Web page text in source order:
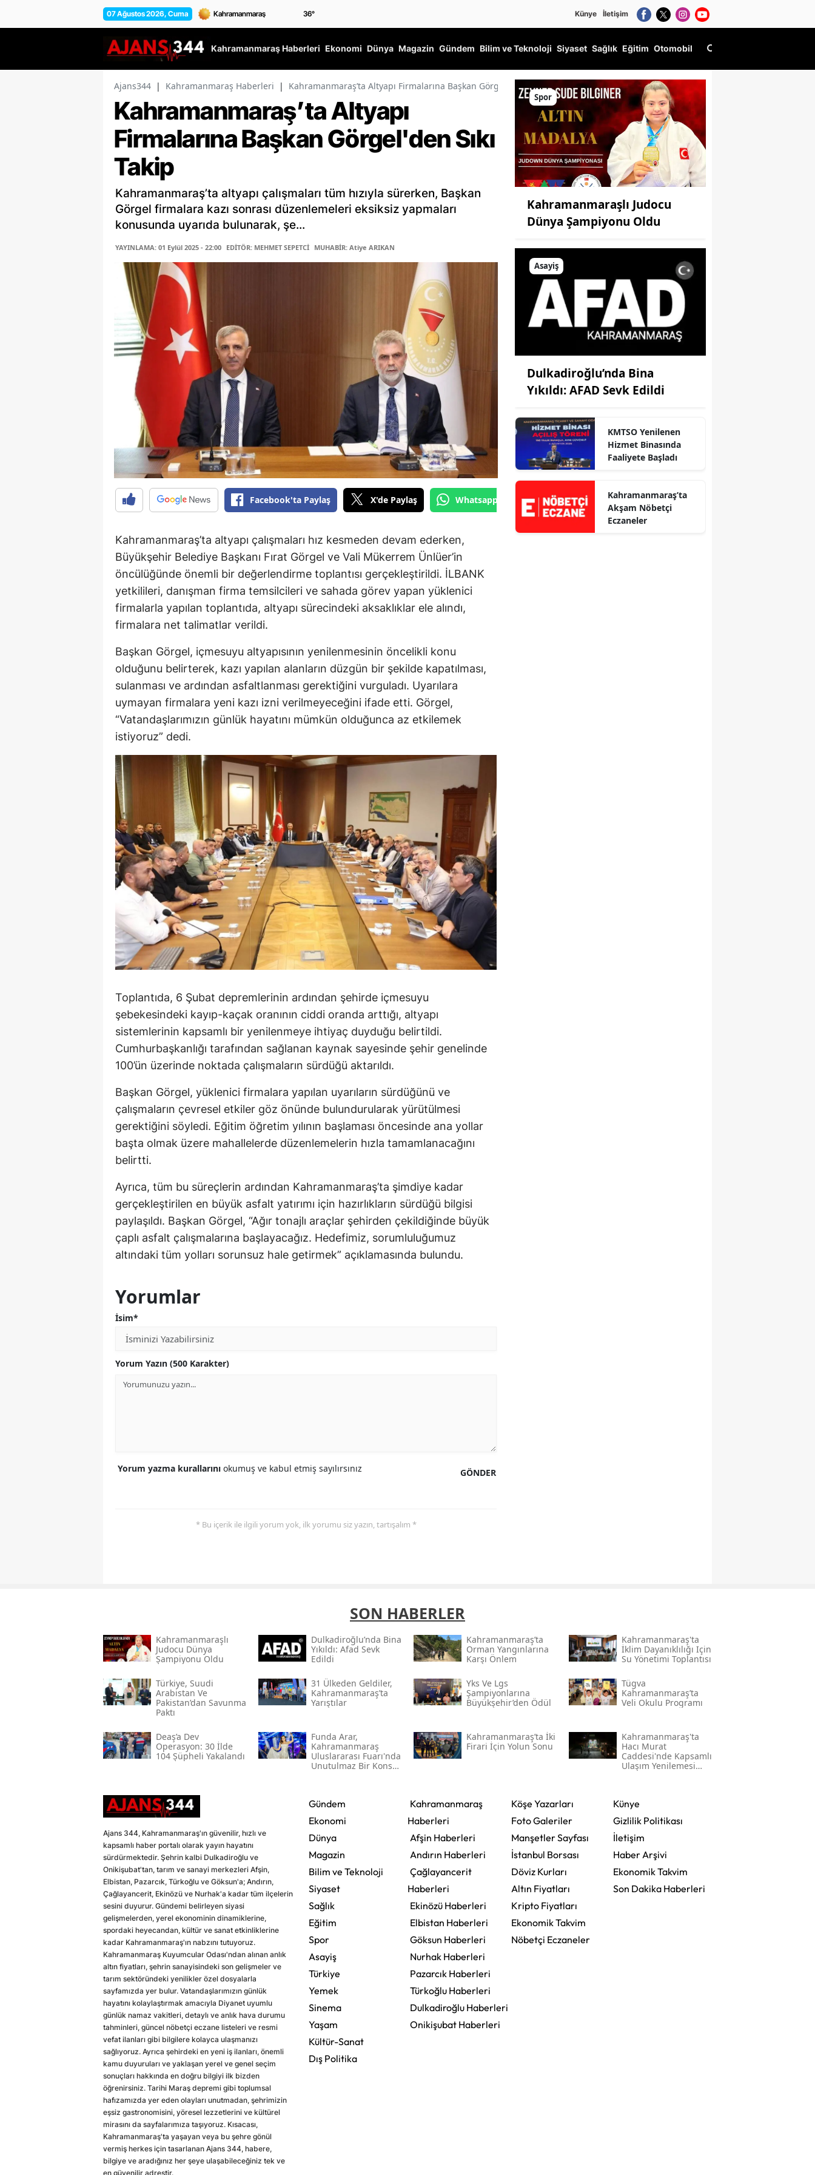
07 Ağustos 2026, Cuma 36° Künye İletişim
Kahramanmaraş Haberleri Ekonomi Dünya Magazin Gündem Bilim ve Teknoloji Siyaset Sağlık Eğitim Otomobil
Ajans344 | Kahramanmaraş Haberleri | Kahramanmaraş’ta Altyapı Firmalarına Başkan Görgel'den Sıkı Takip
Kahramanmaraş’ta Altyapı
Firmalarına Başkan Görgel'den Sıkı
Takip
Kahramanmaraş’ta altyapı çalışmaları tüm hızıyla sürerken, Başkan
Görgel firmalara kazı sonrası düzenlemeleri eksiksiz yapmaları
konusunda uyarıda bulunarak, şe...
YAYINLAMA: 01 Eylül 2025 - 22:00 EDİTÖR: MEHMET SEPETCİ MUHABİR: Atiye ARIKAN
Facebook'ta Paylaş X'de Paylaş Whatsapp'tan Gönder
Kahramanmaraş’ta altyapı çalışmaları hız kesmeden devam ederken,
Büyükşehir Belediye Başkanı Fırat Görgel ve Vali Mükerrem Ünlüer’in
öncülüğünde önemli bir değerlendirme toplantısı gerçekleştirildi. İLBANK
yetkilileri, danışman firma temsilcileri ve sahada görev yapan yüklenici
firmalarla yapılan toplantıda, altyapı sürecindeki aksaklıklar ele alındı,
firmalara net talimatlar verildi.
Başkan Görgel, içmesuyu altyapısının yenilenmesinin öncelikli konu
olduğunu belirterek, kazı yapılan alanların düzgün bir şekilde kapatılması,
sulanması ve ardından asfaltlanması gerektiğini vurguladı. Uyarılara
uymayan firmalara yeni kazı izni verilmeyeceğini ifade etti. Görgel,
“Vatandaşlarımızın günlük hayatını mümkün olduğunca az etkilemek
istiyoruz” dedi.
Toplantıda, 6 Şubat depremlerinin ardından şehirde içmesuyu
şebekesindeki kayıp-kaçak oranının ciddi oranda arttığı, altyapı
sistemlerinin kapsamlı bir yenilenmeye ihtiyaç duyduğu belirtildi.
Cumhurbaşkanlığı tarafından sağlanan kaynak sayesinde şehir genelinde
100’ün üzerinde noktada çalışmaların sürdüğü aktarıldı.
Başkan Görgel, yüklenici firmalara yapılan uyarıların sürdüğünü ve
çalışmaların çevresel etkiler göz önünde bulundurularak yürütülmesi
gerektiğini söyledi. Eğitim öğretim yılının başlaması öncesinde ana yollar
başta olmak üzere mahallelerde düzenlemelerin hızla tamamlanacağını
belirtti.
Ayrıca, tüm bu süreçlerin ardından Kahramanmaraş’ta şimdiye kadar
gerçekleştirilen en büyük asfalt yatırımı için hazırlıkların sürdüğü bilgisi
paylaşıldı. Başkan Görgel, “Ağır tonajlı araçlar şehirden çekildiğinde büyük
çaplı asfalt çalışmalarına başlayacağız. Hedefimiz, sorumluluğumuz
altındaki tüm yolları sorunsuz hale getirmek” açıklamasında bulundu.
Yorumlar
İsim*
Yorum Yazın (500 Karakter)
GÖNDER
Yorum yazma kurallarını okumuş ve kabul etmiş sayılırsınız
* Bu içerik ile ilgili yorum yok, ilk yorumu siz yazın, tartışalım *
Spor
Kahramanmaraşlı Judocu
Dünya Şampiyonu Oldu
Asayiş
Dulkadiroğlu’nda Bina
Yıkıldı: AFAD Sevk Edildi
KMTSO Yenilenen
Hizmet Binasında
Faaliyete Başladı
Kahramanmaraş’ta
Akşam Nöbetçi
Eczaneler
SON HABERLER
Kahramanmaraşlı
Judocu Dünya
Şampiyonu Oldu
Dulkadiroğlu’nda Bina
Yıkıldı: Afad Sevk
Edildi
Kahramanmaraş’ta
Orman Yangınlarına
Karşı Önlem
Kahramanmaraş'ta
İklim Dayanıklılığı Için
Su Yönetimi Toplantısı
Türkiye, Suudi
Arabistan Ve
Pakistan’dan Savunma
Paktı
31 Ülkeden Geldiler,
Kahramanmaraş’ta
Yarıştılar
Yks Ve Lgs
Şampiyonlarına
Büyükşehir’den Ödül
Tügva
Kahramanmaraş’ta
Veli Okulu Programı
Deaş’a Dev
Operasyon: 30 İlde
104 Şüpheli Yakalandı
Funda Arar,
Kahramanmaraş
Uluslararası Fuarı'nda
Unutulmaz Bir Konser
Kahramanmaraş’ta İki
Firari İçin Yolun Sonu
Kahramanmaraş'ta
Hacı Murat
Caddesi'nde Kapsamlı
Ulaşım Yenilemesi
Ajans 344, Kahramanmaraş'ın güvenilir, hızlı ve
kapsamlı haber portalı olarak yayın hayatını
sürdürmektedir. Şehrin kalbi Dulkadiroğlu ve
Onikişubat'tan, tarım ve sanayi merkezleri Afşin,
Elbistan, Pazarcık, Türkoğlu ve Göksun'a; Andırın,
Çağlayancerit, Ekinözü ve Nurhak'a kadar tüm ilçelerin
sesini duyurur. Gündemi belirleyen siyasi
gelişmelerden, yerel ekonominin dinamiklerine,
spordaki heyecandan, kültür ve sanat etkinliklerine
kadar Kahramanmaraş'ın nabzını tutuyoruz.
Kahramanmaraş Kuyumcular Odası'ndan alınan anlık
altın fiyatları, şehrin sanayisindeki son gelişmeler ve
tarım sektöründeki yenilikler özel dosyalarla
sayfamızda yer bulur. Vatandaşlarımızın günlük
hayatını kolaylaştırmak amacıyla Diyanet uyumlu
günlük namaz vakitleri, detaylı ve anlık hava durumu
tahminleri, güncel nöbetçi eczane listeleri ve resmi
vefat ilanları gibi bilgilere kolayca ulaşmanızı
sağlıyoruz. Ayrıca şehirdeki en yeni iş ilanları, önemli
kamu duyuruları ve yaklaşan yerel ve genel seçim
sonuçları hakkında en doğru bilgiyi ilk bizden
öğrenirsiniz. Tarihi Maraş depremi gibi toplumsal
hafızamızda yer eden olayları unutmadan, şehrimizin
eşsiz gastronomisini, yöresel lezzetlerini ve kültürel
mirasını da sayfalarımıza taşıyoruz. Kısacası,
Kahramanmaraş'ta yaşayan veya bu şehre gönül
vermiş herkes için tasarlanan Ajans 344, habere,
bilgiye ve aradığınız her şeye ulaşabileceğiniz tek ve
en güvenilir adrestir.
Gündem
Ekonomi
Dünya
Magazin
Bilim ve Teknoloji
Siyaset
Sağlık
Eğitim
Spor
Asayiş
Türkiye
Yemek
Sinema
Yaşam
Kültür-Sanat
Dış Politika
Kahramanmaraş
Haberleri
Afşin Haberleri
Andırın Haberleri
Çağlayancerit
Haberleri
Ekinözü Haberleri
Elbistan Haberleri
Göksun Haberleri
Nurhak Haberleri
Pazarcık Haberleri
Türkoğlu Haberleri
Dulkadiroğlu Haberleri
Onikişubat Haberleri
Köşe Yazarları
Foto Galeriler
Manşetler Sayfası
İstanbul Borsası
Döviz Kurları
Altın Fiyatları
Kripto Fiyatları
Ekonomik Takvim
Nöbetçi Eczaneler
Künye
Gizlilik Politikası
İletişim
Haber Arşivi
Ekonomik Takvim
Son Dakika Haberleri